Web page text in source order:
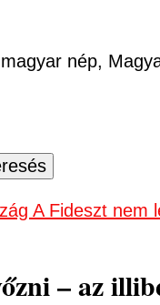
nép,
A Fideszt nem
– az